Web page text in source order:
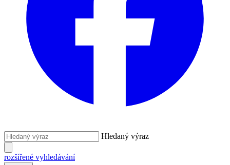
Hledaný výraz
rozšířené vyhledávání